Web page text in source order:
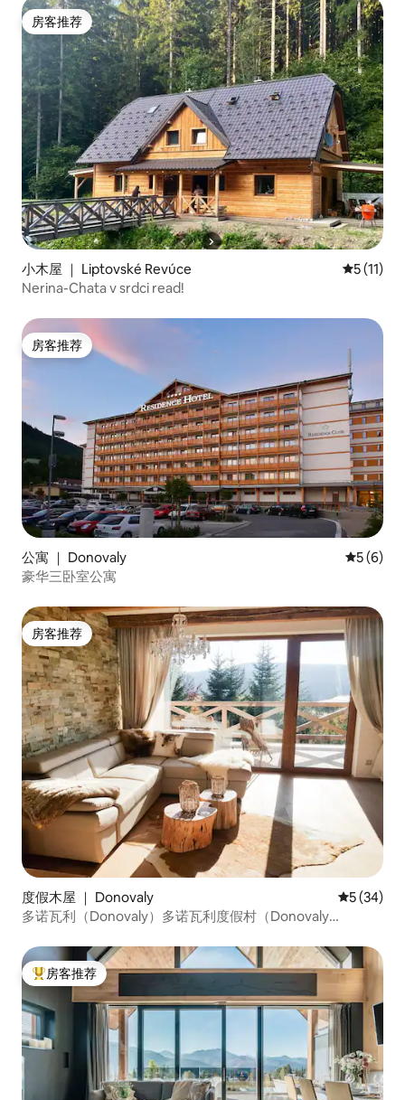
房客推荐
房客推荐
小木屋 ｜ Liptovské Revúce 平均评分
5 (11)
Nerina-Chata v srdci read!
房客推荐
房客推荐
公寓 ｜ Donovaly 平均评分
5 (6)
豪华三卧室公寓
房客推荐
房客推荐
度假木屋 ｜ Donovaly 平均评分
5 (34)
多诺瓦利（Donovaly）多诺瓦利度假村（Donovaly
热门「房客推荐」
房客推荐